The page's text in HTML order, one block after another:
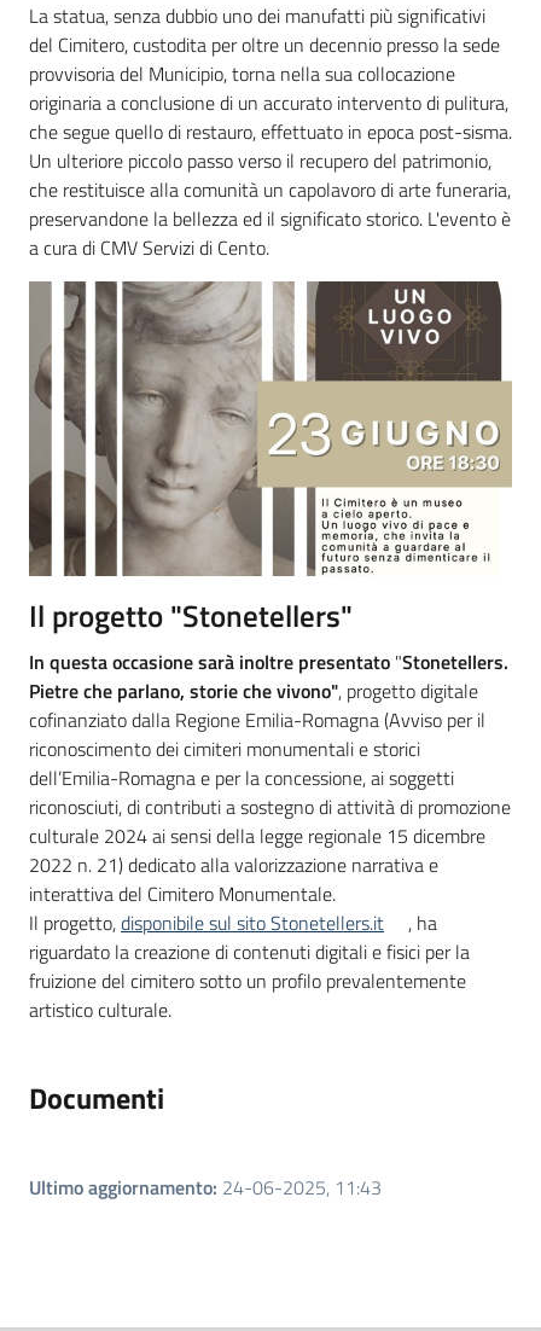
La statua, senza dubbio uno dei manufatti più significativi
del Cimitero, custodita per oltre un decennio presso la sede
provvisoria del Municipio, torna nella sua collocazione
originaria a conclusione di un accurato intervento di pulitura,
che segue quello di restauro, effettuato in epoca post-sisma.
Un ulteriore piccolo passo verso il recupero del patrimonio,
che restituisce alla comunità un capolavoro di arte funeraria,
preservandone la bellezza ed il significato storico. L'evento è
a cura di CMV Servizi di Cento.
Il progetto "Stonetellers"
In questa occasione sarà inoltre presentato "Stonetellers.
Pietre che parlano, storie che vivono", progetto digitale
cofinanziato dalla Regione Emilia-Romagna (Avviso per il
riconoscimento dei cimiteri monumentali e storici
dell’Emilia-Romagna e per la concessione, ai soggetti
riconosciuti, di contributi a sostegno di attività di promozione
culturale 2024 ai sensi della legge regionale 15 dicembre
2022 n. 21) dedicato alla valorizzazione narrativa e
interattiva del Cimitero Monumentale.
Il progetto,disponibile sul sito Stonetellers.it
, ha
riguardato la creazione di contenuti digitali e fisici per la
fruizione del cimitero sotto un profilo prevalentemente
artistico culturale.
Documenti
Ultimo aggiornamento: 24-06-2025, 11:43